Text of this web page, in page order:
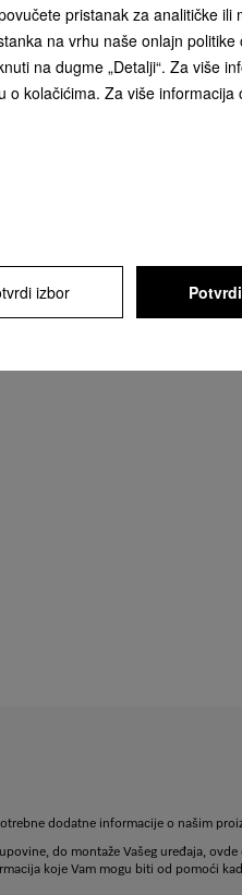
dodatne informacije o našim
do montaže Vašeg uređaja, ovde
koje Vam mogu biti od pomoći
pristanak za analitičke ili
na vrhu naše onlajn politike
na dugme „Detalji“. Za više
o kolačićima. Za više informacija
izbor